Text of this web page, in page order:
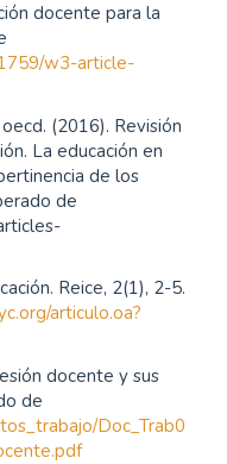
docente para la
w3-article-
(2016). Revisión
La educación en
de los
de
Reice, 2(1), 2-5.
articulo.oa?
docente y sus
de
Doc_Trab0